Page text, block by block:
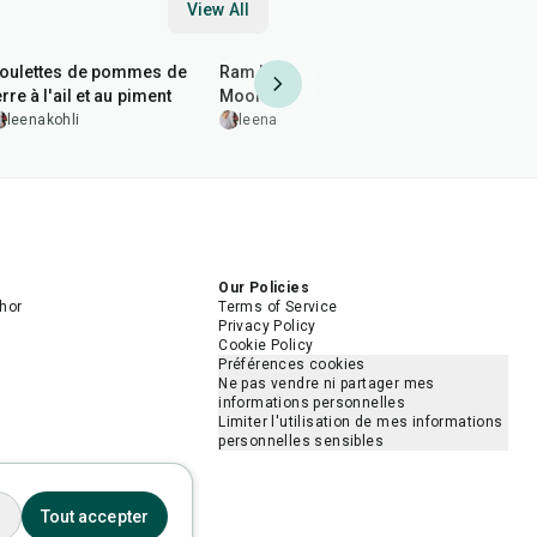
View All
de pommes de
à l'ail et au piment
leenakohli
Ram Ladoo (Beignets de
Moong Dal)
leenakohli
Our Policies
Terms of Service
Privacy Policy
Cookie Policy
Préférences cookies
Ne pas vendre ni partager mes
informations personnelles
Limiter l'utilisation de mes informations
personnelles sensibles
Tout accepter